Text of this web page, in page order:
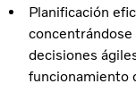
Planificación
concentrándose
decisiones
funcionamiento